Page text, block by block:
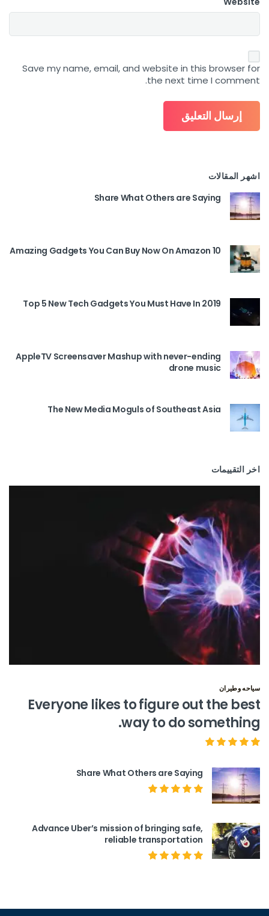
Save my name, email, and website in this browser for
the next time I comment.
اشهر المقالات
Share What Others are Saying
10 Amazing Gadgets You Can Buy Now On Amazon
Top 5 New Tech Gadgets You Must Have In 2019
AppleTV Screensaver Mashup with never-ending
drone music
The New Media Moguls of Southeast Asia
اخر التقييمات
سياحه وطيران
Everyone likes to figure out the best
way to do something.
Share What Others are Saying
Advance Uber’s mission of bringing safe,
reliable transportation